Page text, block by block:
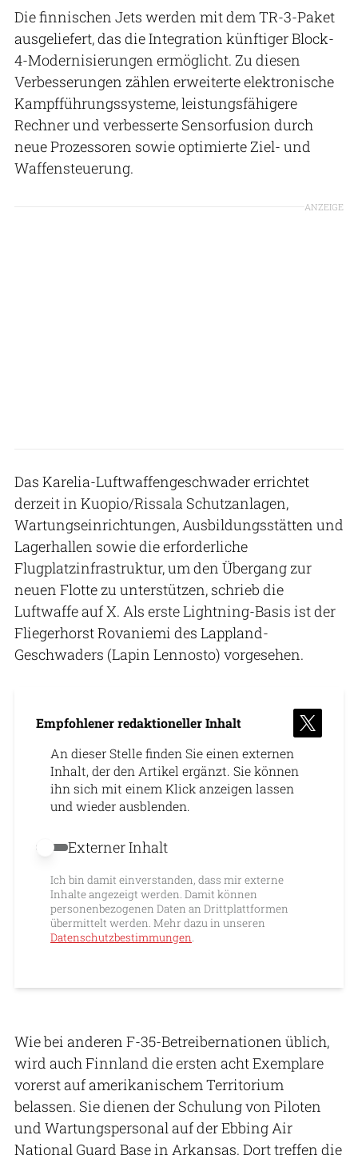
Die finnischen Jets werden mit dem TR-3-Paket
ausgeliefert, das die Integration künftiger Block-
4-Modernisierungen ermöglicht. Zu diesen
Verbesserungen zählen erweiterte elektronische
Kampfführungssysteme, leistungsfähigere
Rechner und verbesserte Sensorfusion durch
neue Prozessoren sowie optimierte Ziel- und
Waffensteuerung.
ANZEIGE
Das Karelia-Luftwaffengeschwader errichtet
derzeit in Kuopio/Rissala Schutzanlagen,
Wartungseinrichtungen, Ausbildungsstätten und
Lagerhallen sowie die erforderliche
Flugplatzinfrastruktur, um den Übergang zur
neuen Flotte zu unterstützen, schrieb die
Luftwaffe auf X. Als erste Lightning-Basis ist der
Fliegerhorst Rovaniemi des Lappland-
Geschwaders (Lapin Lennosto) vorgesehen.
Empfohlener redaktioneller Inhalt
An dieser Stelle finden Sie einen externen
Inhalt, der den Artikel ergänzt. Sie können
ihn sich mit einem Klick anzeigen lassen
und wieder ausblenden.
Externer Inhalt erlauben
Externer Inhalt
Ich bin damit einverstanden, dass mir externe
Inhalte angezeigt werden. Damit können
personenbezogenen Daten an Drittplattformen
übermittelt werden. Mehr dazu in unseren
Datenschutzbestimmungen.
Wie bei anderen F-35-Betreibernationen üblich,
wird auch Finnland die ersten acht Exemplare
vorerst auf amerikanischem Territorium
belassen. Sie dienen der Schulung von Piloten
und Wartungspersonal auf der Ebbing Air
National Guard Base in Arkansas. Dort treffen die